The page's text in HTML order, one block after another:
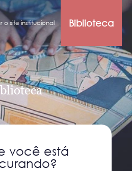
o site institucional Biblioteca
você está